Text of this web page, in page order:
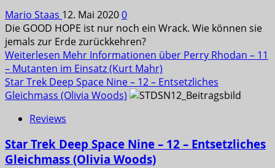
Mario Staas 12. Mai 20200
Die GOOD HOPE ist nur noch ein Wrack. Wie können sie
jemals zur Erde zurückkehren?
Weiterlesen Mehr Informationen über Perry Rhodan – 11
– Mutanten im Einsatz (Kurt Mahr)
Star Trek Deep Space Nine – 12 – Entsetzliches
Gleichmass (Olivia Woods)
Reviews
Star Trek Deep Space Nine – 12 – Entsetzliches
Gleichmass (Olivia Woods)